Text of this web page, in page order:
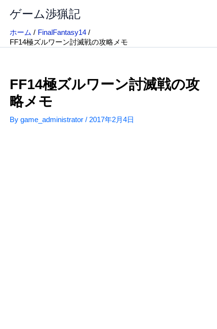
ゲーム渉猟記
ホーム
FinalFantasy14
FF14極ズルワーン討滅戦の攻略メモ
FF14極ズルワーン討滅戦の攻
略メモ
By game_administrator / 2017年2月4日